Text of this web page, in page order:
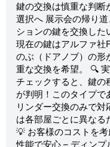
鍵の交換は慎重な判断
選択へ 展示会の帰り
ションの鍵を交換した
現在の鍵はアルファ社
のぶ（ドアノブ）の形
重な交換を希望。 🔍
チェックすると、鍵の
が判明！このタイプで
リンダー交換のみで
は各部屋ごとに異なる
💡 お客様のコストを
性能で安心 – ディン